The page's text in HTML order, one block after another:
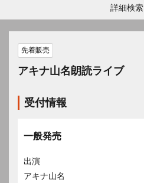
詳細検索
先着販売
アキナ山名朗読ライブ
受付情報
一般発売
出演
アキナ山名